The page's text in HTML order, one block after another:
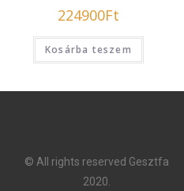
224900Ft
Kosárba teszem
© All rights reserved Gesztfa
2020.